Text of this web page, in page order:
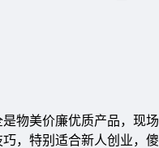
物美价廉优质产品，现
，特别适合新人创业，